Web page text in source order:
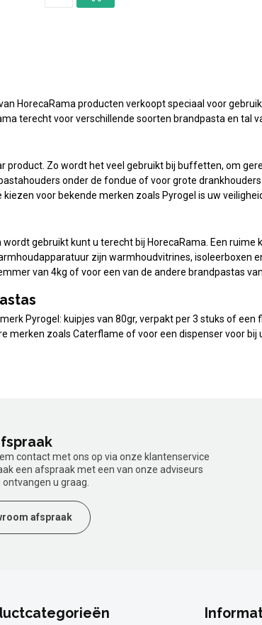
HorecaRama producten verkoopt speciaal voor
terecht voor verschillende soorten brandpasta en
product. Zo wordt het veel gebruikt bij buffetten, om
onder de fondue of voor grote
voor bekende merken zoals Pyrogel is uw
gebruikt kunt u terecht bij HorecaRama. Een
zijn warmhoudvitrines, isoleerboxen
van 4kg of voor een van de andere brandpastas
Pyrogel: kuipjes van 80gr, verpakt per 3 stuks of
merken zoals Caterflame of voor een dispenser voor bij
contact met ons op via onze klantenservice
een afspraak met een van onze adviseurs
u graag.
afspraak